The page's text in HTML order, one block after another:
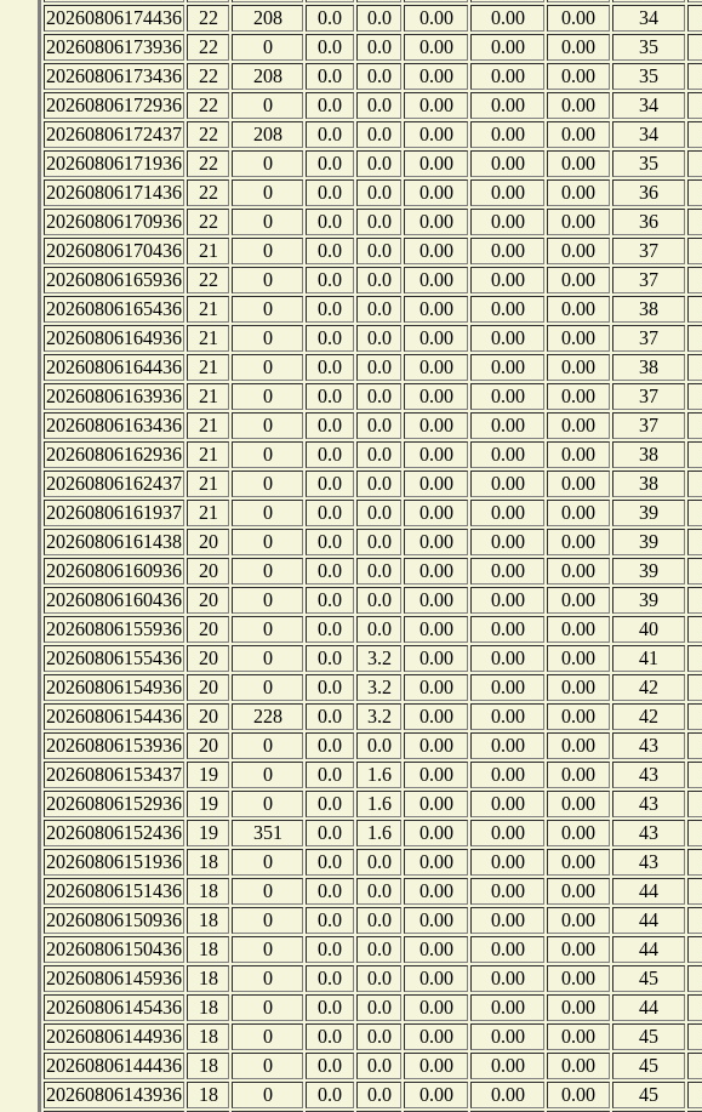
20260806174436
22 208 0.0 0.0 0.00 0.00 0.00 34
20260806173936
22 0 0.0 0.0 0.00 0.00 0.00 35
20260806173436
22 208 0.0 0.0 0.00 0.00 0.00 35
20260806172936
22 0 0.0 0.0 0.00 0.00 0.00 34
20260806172437
22 208 0.0 0.0 0.00 0.00 0.00 34
20260806171936
22 0 0.0 0.0 0.00 0.00 0.00 35
20260806171436
22 0 0.0 0.0 0.00 0.00 0.00 36
20260806170936
22 0 0.0 0.0 0.00 0.00 0.00 36
20260806170436
21 0 0.0 0.0 0.00 0.00 0.00 37
20260806165936
22 0 0.0 0.0 0.00 0.00 0.00 37
20260806165436
21 0 0.0 0.0 0.00 0.00 0.00 38
20260806164936
21 0 0.0 0.0 0.00 0.00 0.00 37
20260806164436
21 0 0.0 0.0 0.00 0.00 0.00 38
20260806163936
21 0 0.0 0.0 0.00 0.00 0.00 37
20260806163436
21 0 0.0 0.0 0.00 0.00 0.00 37
20260806162936
21 0 0.0 0.0 0.00 0.00 0.00 38
20260806162437
21 0 0.0 0.0 0.00 0.00 0.00 38
20260806161937
21 0 0.0 0.0 0.00 0.00 0.00 39
20260806161438
20 0 0.0 0.0 0.00 0.00 0.00 39
20260806160936
20 0 0.0 0.0 0.00 0.00 0.00 39
20260806160436
20 0 0.0 0.0 0.00 0.00 0.00 39
20260806155936
20 0 0.0 0.0 0.00 0.00 0.00 40
20260806155436
20 0 0.0 3.2 0.00 0.00 0.00 41
20260806154936
20 0 0.0 3.2 0.00 0.00 0.00 42
20260806154436
20 228 0.0 3.2 0.00 0.00 0.00 42
20260806153936
20 0 0.0 0.0 0.00 0.00 0.00 43
20260806153437
19 0 0.0 1.6 0.00 0.00 0.00 43
20260806152936
19 0 0.0 1.6 0.00 0.00 0.00 43
20260806152436
19 351 0.0 1.6 0.00 0.00 0.00 43
20260806151936
18 0 0.0 0.0 0.00 0.00 0.00 43
20260806151436
18 0 0.0 0.0 0.00 0.00 0.00 44
20260806150936
18 0 0.0 0.0 0.00 0.00 0.00 44
20260806150436
18 0 0.0 0.0 0.00 0.00 0.00 44
20260806145936
18 0 0.0 0.0 0.00 0.00 0.00 45
20260806145436
18 0 0.0 0.0 0.00 0.00 0.00 44
20260806144936
18 0 0.0 0.0 0.00 0.00 0.00 45
20260806144436
18 0 0.0 0.0 0.00 0.00 0.00 45
20260806143936
18 0 0.0 0.0 0.00 0.00 0.00 45